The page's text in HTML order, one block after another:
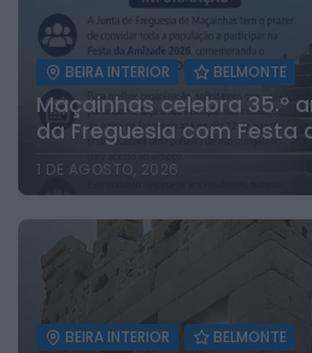
BEIRA INTERIOR BELMONTE
Maçainhas celebra 35.º
da Freguesia com Festa
1 DE AGOSTO, 2026
BEIRA INTERIOR BELMONTE